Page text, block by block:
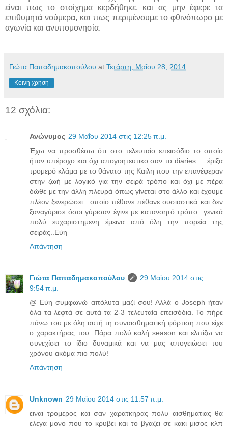
είναι πως το στοίχημα κερδήθηκε, και ας μην έφερε τα
επιθυμητά νούμερα, και πως περιμένουμε το φθινόπωρο με
αγωνία και ανυπομονησία.
Γιώτα Παπαδημακοπούλου at Τετάρτη, Μαΐου 28, 2014
Κοινή χρήση
12 σχόλια:
Ανώνυμος 29 Μαΐου 2014 στις 12:25 π.μ.
Έχω να προσθέσω ότι στο τελευταίο επεισόδιο το οποίο
ήταν υπέροχο και όχι απογοητευτικο σαν το diaries. .. έριξα
τρομερό κλάμα με το θάνατο της Καιλη που την επανέφεραν
στην ζωή με λογικό για την σειρά τρόπο και όχι με πέρα
δώθε με την άλλη πλευρά όπως γίνεται στο άλλο και έχουμε
πλέον ξενερώσει. .οποίο πέθανε πέθανε ουσιαστικά και δεν
ξαναγύρισε όσοι γύρισαν έγινε με κατανοητό τρόπο...γενικά
πολύ ευχαριστημενη έμεινα από όλη την πορεία της
σειράς..Εύη
Απάντηση
Γιώτα Παπαδημακοπούλου
29 Μαΐου 2014 στις
9:54 π.μ.
@ Εύη συμφωνώ απόλυτα μαζί σου! Αλλά ο Joseph ήταν
όλα τα λεφτά σε αυτά τα 2-3 τελευταία επεισόδια. Το πήρε
πάνω του με όλη αυτή τη συναισθηματική φόρτιση που είχε
ο χαρακτήρας του. Πάρα πολύ καλή season και ελπίζω να
συνεχίσει το ίδιο δυναμικά και να μας απογειώσει του
χρόνου ακόμα πιο πολύ!
Απάντηση
Unknown 29 Μαΐου 2014 στις 11:57 π.μ.
ειναι τρομερος και σαν χαρατκηρας πολυ αισθηματιας θα
ελεγα μονο που το κρυβει και το βγαζει σε κακι μισος κλπ